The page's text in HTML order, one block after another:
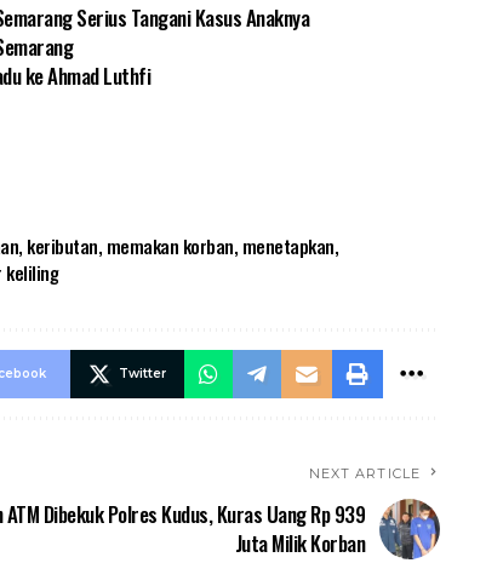
Serius Tangani Kasus Anaknya
ke Ahmad Luthfi
, keributan, memakan korban, menetapkan,
keliling
Twitter
NEXT ARTICLE
ATM Dibekuk Polres Kudus, Kuras Uang Rp 939
Juta Milik Korban